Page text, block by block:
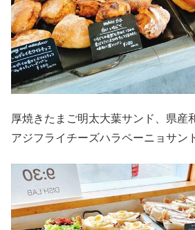
厚焼きたまご明太大葉サンド、県産
アジフライチーズハラペーニョサン